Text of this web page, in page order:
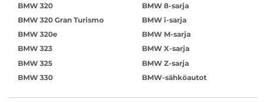
BMW 320
BMW 320 Gran Turismo
BMW 320e
BMW 323
BMW 325
BMW 330
BMW 8-sarja
BMW i-sarja
BMW M-sarja
BMW X-sarja
BMW Z-sarja
BMW-sähköautot